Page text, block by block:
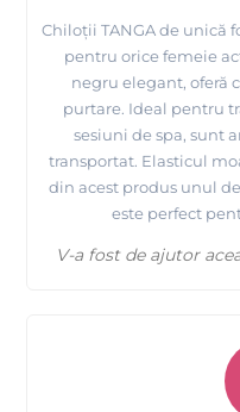
Chiloții TANGA de unică
pentru orice femeie
negru elegant, oferă
purtare. Ideal pentru
sesiuni de spa, sunt
transportat. Elasticul
din acest produs unul
este perfect
V-a fost de ajutor